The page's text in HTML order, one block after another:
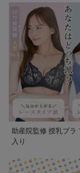
助産院監修 授乳ブラ
入り